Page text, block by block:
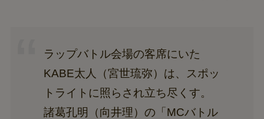
ラップバトル会場の客席にいた
KABE太人（宮世琉弥）は、スポッ
トライトに照らされ立ち尽くす。
諸葛孔明（向井理）の「MCバトル